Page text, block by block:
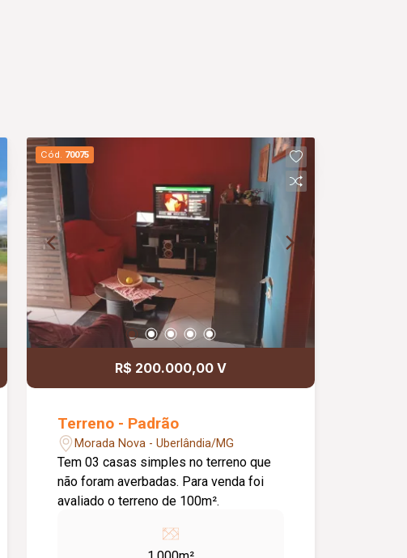
Cód. 70075
R$ 200.000,00 V
Terreno - Padrão
Morada Nova - Uberlândia/MG
Tem 03 casas simples no terreno que
não foram averbadas. Para venda foi
avaliado o terreno de 100m².